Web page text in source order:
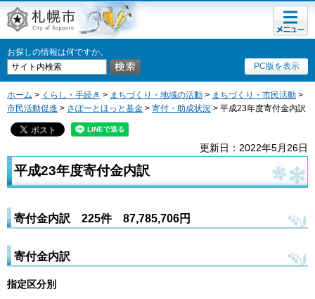
札幌市
お探しの情報は何ですか。
PC版を表示
メニュ
ー
ホーム > くらし・手続き > まちづくり・地域の活動 > まちづくり・市民活動 >
市民活動促進 > さぽーとほっと基金 > 寄付・助成状況 > 平成23年度寄付金内訳
更新日：2022年5月26日
平成23年度寄付金内訳
寄付金内訳 225件 87,785,706円
寄付金内訳
指定区分別